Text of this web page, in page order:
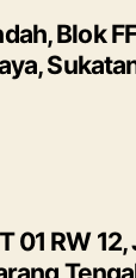
Blok
01 RW